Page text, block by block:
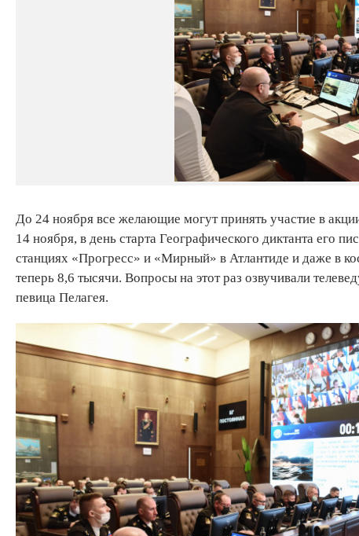
До 24 ноября все желающие могут принять участие в
14 ноября, в день старта Географического диктанта его
станциях «Прогресс» и «Мирный» в Атлантиде и даже в
теперь 8,6 тысячи. Вопросы на этот раз озвучивали
певица Пелагея.